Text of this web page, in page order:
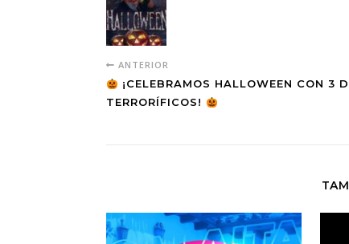
ANTERIOR
¡CELEBRAMOS HALLOWEEN CON 3
TERRORÍFICOS!